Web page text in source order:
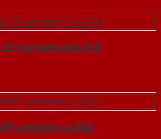
tay nam Cửa-SGD
Laminate-a-SGD